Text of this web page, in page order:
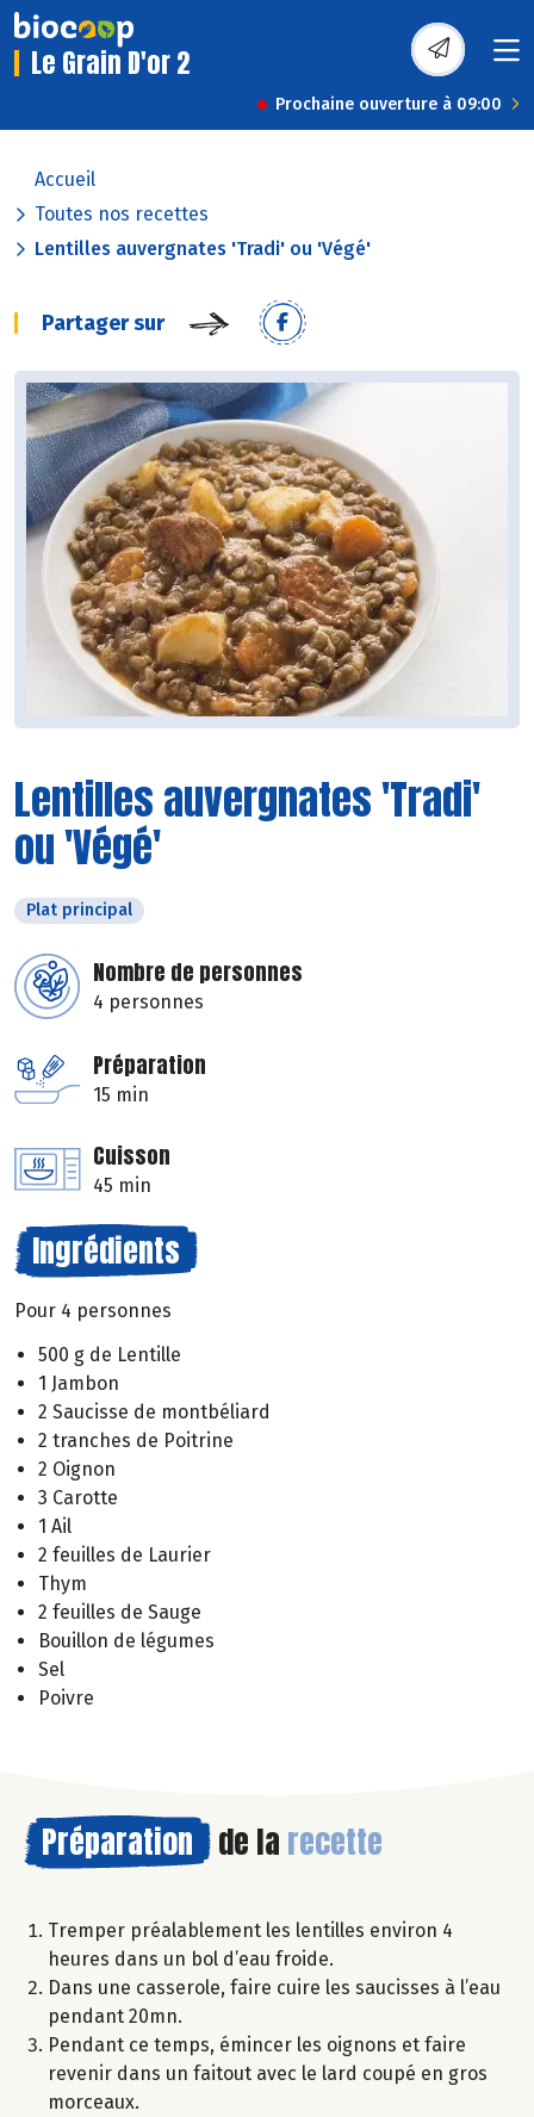
Le Grain D'or 2
Prochaine ouverture à 09:00
Accueil
Toutes nos recettes
Lentilles auvergnates 'Tradi' ou 'Végé'
Partager sur
Lentilles auvergnates 'Tradi'
ou 'Végé'
Plat principal
Nombre de personnes
4 personnes
Préparation
15 min
Cuisson
45 min
Ingrédients
Pour 4 personnes
500 g de Lentille
1 Jambon
2 Saucisse de montbéliard
2 tranches de Poitrine
2 Oignon
3 Carotte
1 Ail
2 feuilles de Laurier
Thym
2 feuilles de Sauge
Bouillon de légumes
Sel
Poivre
Préparation de la recette
Tremper préalablement les lentilles environ 4
heures dans un bol d’eau froide.
Dans une casserole, faire cuire les saucisses à l’eau
pendant 20mn.
Pendant ce temps, émincer les oignons et faire
revenir dans un faitout avec le lard coupé en gros
morceaux.